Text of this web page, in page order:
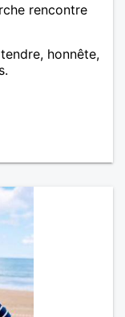
rencontre
honnête,